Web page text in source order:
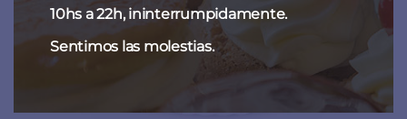
10hs a 22h, ininterrumpidamente.
Sentimos las molestias.